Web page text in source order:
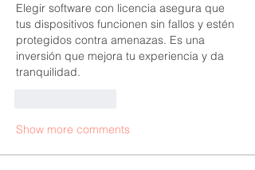
Elegir software con licencia asegura que
tus dispositivos funcionen sin fallos y estén
protegidos contra amenazas. Es una
inversión que mejora tu experiencia y da
tranquilidad.
Show more comments